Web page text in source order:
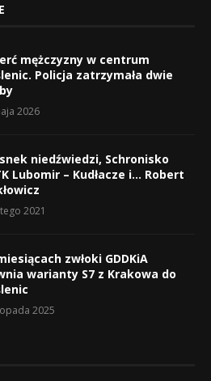
mężczyzny w centrum
Policja zatrzymała dwie
2026
niedźwiedzi, Schronisko
Lubomir – Kudłacze i… Robert
2021
zwłoki GDDKiA
warianty S7 z Krakowa do
2025